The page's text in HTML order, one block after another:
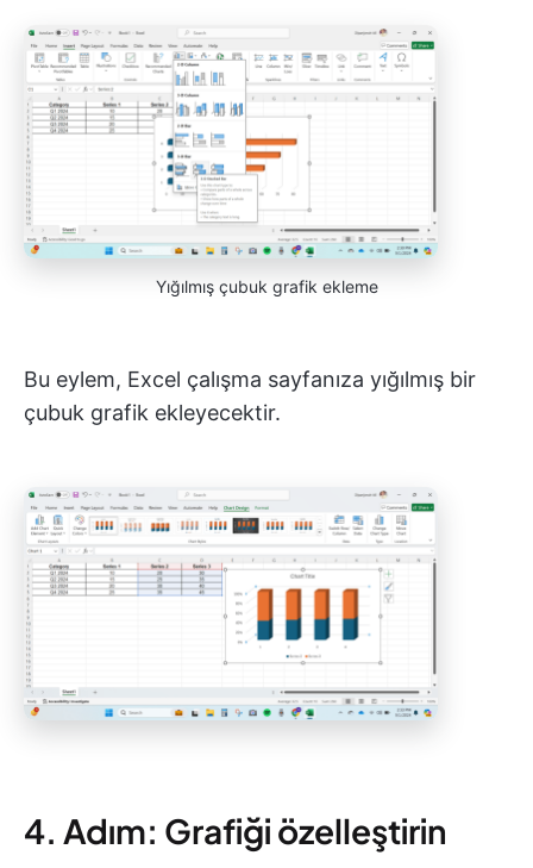
Yığılmış çubuk grafik ekleme
Bu eylem, Excel çalışma sayfanıza yığılmış bir
çubuk grafik ekleyecektir.
4. Adım: Grafiği özelleştirin